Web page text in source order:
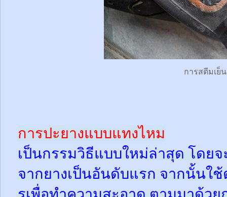
การสตีมเย็น
การปะยางแบบแทงไหม
เป็นกรรมวิธีแบบใหม่ล่าสุด โดย
จากยางเป็นอันดับแรก จากนั้นใ